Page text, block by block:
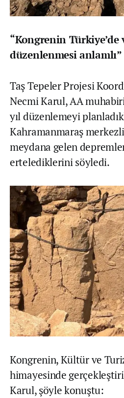
“Kongrenin Türkiye’de
düzenlenmesi anlamlı”
Taş Tepeler Projesi
Necmi Karul, AA
yıl düzenlemeyi
Kahramanmaraş
meydana gelen
ertelediklerini söyledi.
Kongrenin, Kültür ve
himayesinde
Karul, şöyle konuştu: